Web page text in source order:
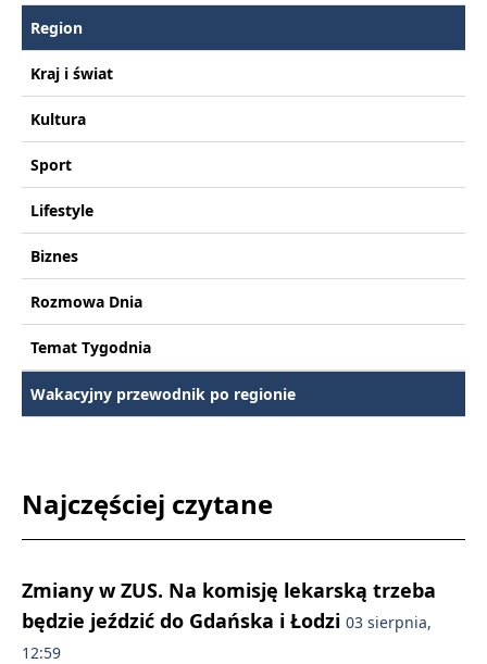
Region
Kraj i świat
Kultura
Sport
Lifestyle
Biznes
Rozmowa Dnia
Temat Tygodnia
Wakacyjny przewodnik po regionie
Najczęściej czytane
Zmiany w ZUS. Na komisję lekarską trzeba
będzie jeździć do Gdańska i Łodzi 03 sierpnia,
12:59